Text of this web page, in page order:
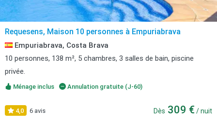
Requesens, Maison 10 personnes à Empuriabrava
Empuriabrava, Costa Brava
10 personnes, 138 m², 5 chambres, 3 salles de bain, piscine
privée.
Ménage inclus Annulation gratuite (J-60)
4,0 6 avis Dès 309 € / nuit